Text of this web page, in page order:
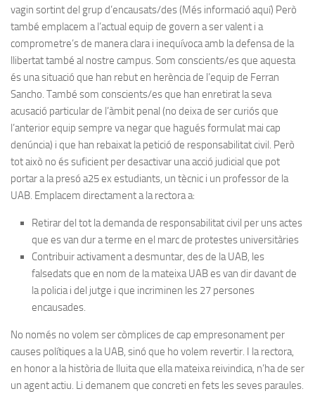
vagin sortint del grup d’encausats/des (Més informació aquí) Però
també emplacem a l’actual equip de govern a ser valent i a
comprometre’s de manera clara i inequívoca amb la defensa de la
llibertat també al nostre campus. Som conscients/es que aquesta
és una situació que han rebut en herència de l’equip de Ferran
Sancho. També som conscients/es que han enretirat la seva
acusació particular de l’àmbit penal (no deixa de ser curiós que
l’anterior equip sempre va negar que hagués formulat mai cap
denúncia) i que han rebaixat la petició de responsabilitat civil. Però
tot això no és suficient per desactivar una acció judicial que pot
portar a la presó a25 ex estudiants, un tècnic i un professor de la
UAB. Emplacem directament a la rectora a:
Retirar del tot la demanda de responsabilitat civil per uns actes
que es van dur a terme en el marc de protestes universitàries
Contribuir activament a desmuntar, des de la UAB, les
falsedats que en nom de la mateixa UAB es van dir davant de
la policia i del jutge i que incriminen les 27 persones
encausades.
No només no volem ser còmplices de cap empresonament per
causes polítiques a la UAB, sinó que ho volem revertir. I la rectora,
en honor a la història de lluita que ella mateixa reivindica, n’ha de ser
un agent actiu. Li demanem que concreti en fets les seves paraules.